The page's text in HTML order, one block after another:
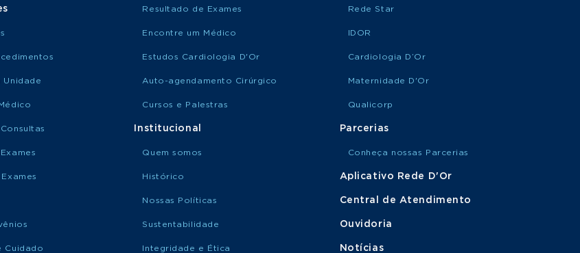
Unidade
Cuidado
Resultado de Exames
Encontre um Médico
Estudos Cardiologia D'Or
Auto-agendamento Cirúrgico
Cursos e Palestras
Institucional
Quem somos
Histórico
Nossas Políticas
Sustentabilidade
Integridade e Ética
Rede Star
IDOR
Cardiologia D’Or
Maternidade D'Or
Qualicorp
Parcerias
Conheça nossas Parcerias
Aplicativo Rede D'Or
Central de Atendimento
Ouvidoria
Notícias